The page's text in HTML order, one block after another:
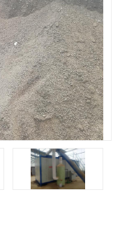
堆肥仓